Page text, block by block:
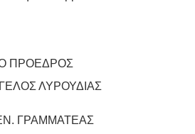
ΠΡΟΕΔΡΟΣ
ΛΥΡΟΥΔΙΑΣ
ΓΡΑΜΜΑΤΕΑΣ